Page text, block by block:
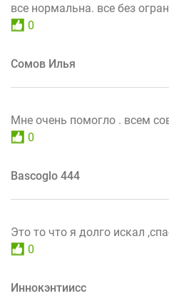
все нормальна. все без
0
Сомов Илья
Мне очень помогло . всем
0
Bascoglo 444
Это то что я долго искал
0
Иннокэнтиисс